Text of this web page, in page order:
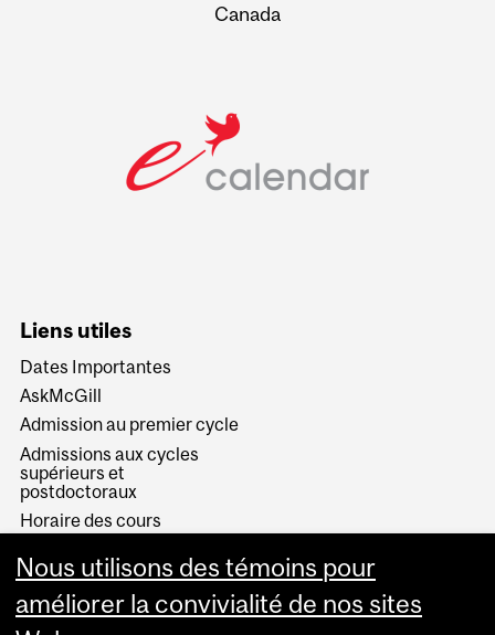
Canada
Liens utiles
Dates Importantes
AskMcGill
Admission au premier cycle
Admissions aux cycles
supérieurs et
postdoctoraux
Horaire des cours
Services aux étudiants
Nous utilisons des témoins pour
améliorer la convivialité de nos sites